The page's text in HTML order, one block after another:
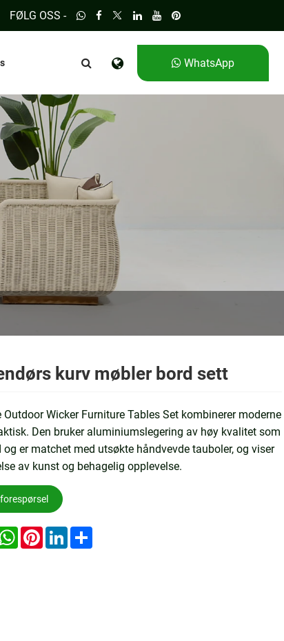
FØLG OSS -
WhatsApp
kurv møbler bord sett
Outdoor Wicker Furniture Tables Set kombinerer moderne
Den bruker aluminiumslegering av høy kvalitet som
og er matchet med utsøkte håndvevde tauboler, og viser
av kunst og behagelig opplevelse.
WhatsApp
PinterestLinkedInShare